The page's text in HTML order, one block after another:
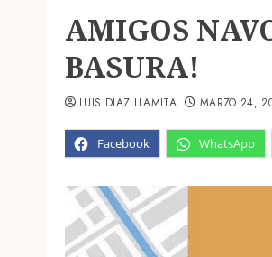
AMIGOS
BASURA!
Facebook WhatsApp
LUIS DIAZ LLAMITA MARZO 24,